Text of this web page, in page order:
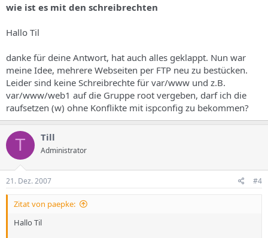
wie ist es mit den schreibrechten
Hallo Til
danke für deine Antwort, hat auch alles geklappt. Nun war
meine Idee, mehrere Webseiten per FTP neu zu bestücken.
Leider sind keine Schreibrechte für var/www und z.B.
var/www/web1 auf die Gruppe root vergeben, darf ich die
raufsetzen (w) ohne Konflikte mit ispconfig zu bekommen?
T Till
Administrator
21. Dez. 2007 #4
Zitat von paepke:
Hallo Til